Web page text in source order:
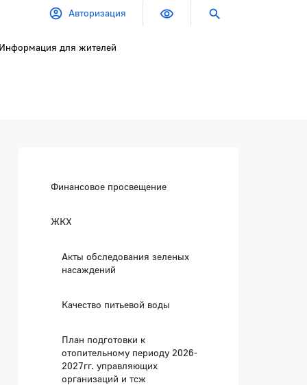
Авторизация
Информация для жителей
газопровода по ул.
Финансовое просвещение
ЖКХ
Акты обследования зеленых
насаждений
Качество питьевой воды
План подготовки к
отопительному периоду 2026-
2027гг. управляющих
организаций и тсж